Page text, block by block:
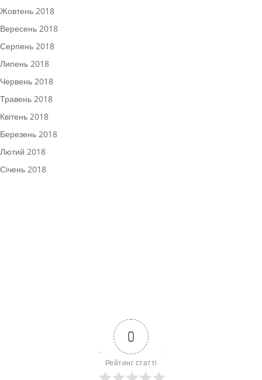
Жовтень 2018
Вересень 2018
Серпень 2018
Липень 2018
Червень 2018
Травень 2018
Квітень 2018
Березень 2018
Лютий 2018
Січень 2018
0
Рейтинг статті